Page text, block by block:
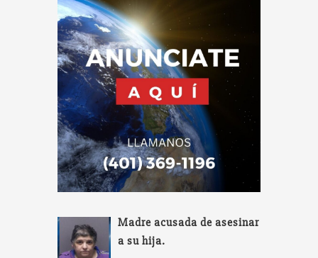
Madre acusada de asesinar
a su hija.